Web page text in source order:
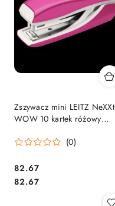
Zszywacz mini LEITZ NeXXt
WOW 10 kartek różowy
(0)
Cena:
82.67
Cena:
82.67